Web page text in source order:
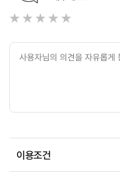
이용조건